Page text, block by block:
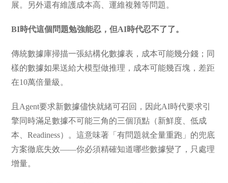
展。另外還有維護成本高、運維複雜等問題。
BI時代這個問題勉強能忍，但AI時代忍不了了。
傳統數據庫掃描一張結構化數據表，成本可能幾分錢；同
樣的數據如果送給大模型做推理，成本可能幾百塊，差距
在10萬倍量級。
且Agent要求新數據儘快就緒可召回，因此AI時代要求引
擎同時滿足數據不可能三角的三個頂點（新鮮度、低成
本、Readiness）。這意味著「有問題就全量重跑」的兜底
方案徹底失效——你必須精確知道哪些數據變了，只處理
增量。